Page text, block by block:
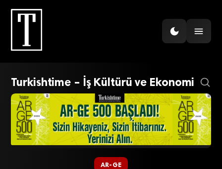
Turkishtime – İş Kültürü ve Ekonomi
AR-GE